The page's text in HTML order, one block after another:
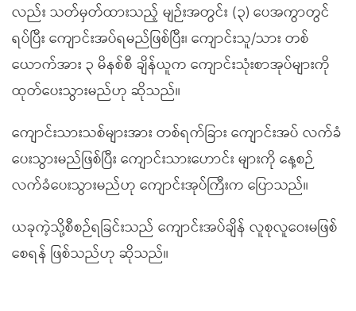
လည်း သတ်မှတ်ထားသည့် မျဉ်းအတွင်း (၃) ပေအကွာတွင်
ရပ်ပြီး ကျောင်းအပ်ရမည်ဖြစ်ပြီး၊ ကျောင်းသူ/သား တစ်
ယောက်အား ၃ မိနစ်စီ ချိန်ယူက ကျောင်းသုံးစာအုပ်များကို
ထုတ်ပေးသွားမည်ဟု ဆိုသည်။
ကျောင်းသားသစ်များအား တစ်ရက်ခြား ကျောင်းအပ် လက်ခံ
ပေးသွားမည်ဖြစ်ပြီး ကျောင်းသားဟောင်း များကို နေ့စဉ်
လက်ခံပေးသွားမည်ဟု ကျောင်းအုပ်ကြီးက ပြောသည်။
ယခုကဲ့သို့စီစဉ်ရခြင်းသည် ကျောင်းအပ်ချိန် လူစုလူဝေးမဖြစ်
စေရန် ဖြစ်သည်ဟု ဆိုသည်။